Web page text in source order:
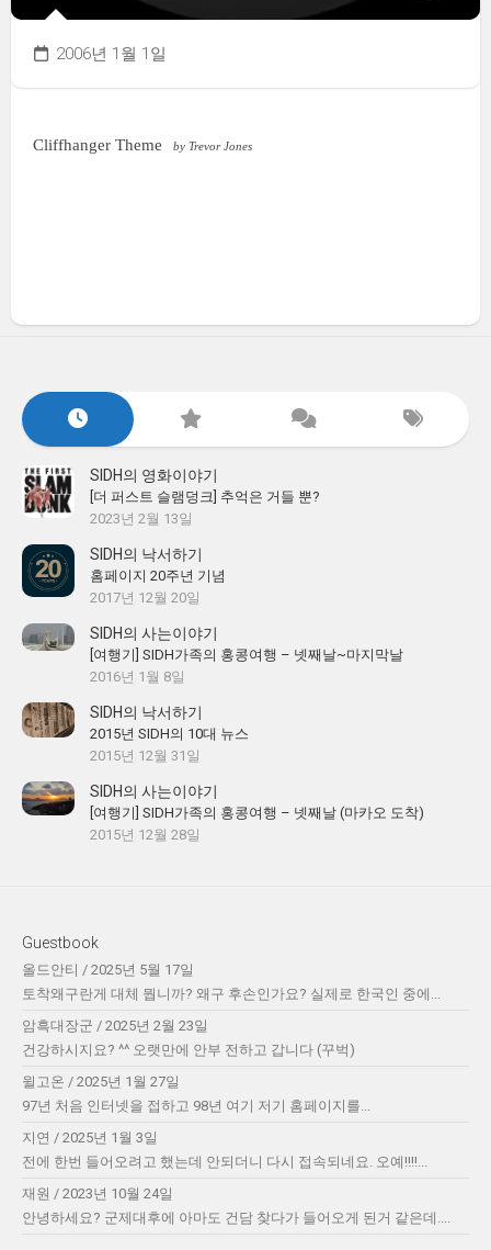
2006년 1월 1일
Cliffhanger Theme by Trevor Jones
SIDH의 영화이야기
[더 퍼스트 슬램덩크] 추억은 거들 뿐?
2023년 2월 13일
SIDH의 낙서하기
홈페이지 20주년 기념
2017년 12월 20일
SIDH의 사는이야기
[여행기] SIDH가족의 홍콩여행 – 넷째날~마지막날
2016년 1월 8일
SIDH의 낙서하기
2015년 SIDH의 10대 뉴스
2015년 12월 31일
SIDH의 사는이야기
[여행기] SIDH가족의 홍콩여행 – 넷째날 (마카오 도착)
2015년 12월 28일
Guestbook
올드안티 / 2025년 5월 17일
토착왜구란게 대체 뭡니까? 왜구 후손인가요? 실제로 한국인 중에...
암흑대장군 / 2025년 2월 23일
건강하시지요? ^^ 오랫만에 안부 전하고 갑니다 (꾸벅)
윌고온 / 2025년 1월 27일
97년 처음 인터넷을 접하고 98년 여기 저기 홈페이지를...
지연 / 2025년 1월 3일
전에 한번 들어오려고 했는데 안되더니 다시 접속되네요. 오예!!!!...
재원 / 2023년 10월 24일
안녕하세요? 군제대후에 아마도 건담 찾다가 들어오게 된거 같은데....